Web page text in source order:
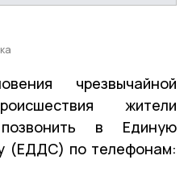
чрезвычайной
жители
в Единую
(ЕДДС) по телефонам: